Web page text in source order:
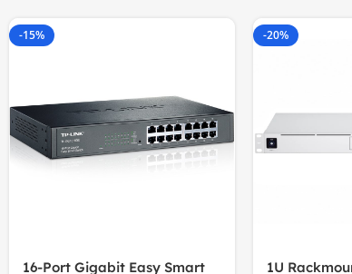
-15%
16-Port Gigabit Easy Smart
-20%
1U